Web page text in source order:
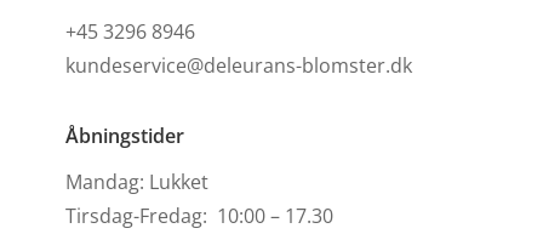
+45 3296 8946
kundeservice@deleurans-blomster.dk
Åbningstider
Mandag: Lukket
Tirsdag-Fredag: 10:00 – 17.30